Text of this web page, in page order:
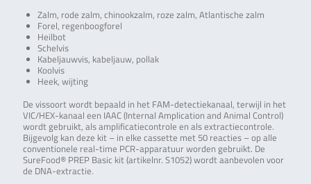
Zalm, rode zalm, chinookzalm, roze zalm, Atlantische zalm
Forel, regenboogforel
Heilbot
Schelvis
Kabeljauwvis, kabeljauw, pollak
Koolvis
Heek, wijting
De vissoort wordt bepaald in het FAM-detectiekanaal, terwijl in het
VIC/HEX-kanaal een IAAC (Internal Amplication and Animal Control)
wordt gebruikt, als amplificatiecontrole en als extractiecontrole.
Bijgevolg kan deze kit – in elke cassette met 50 reacties – op alle
conventionele real-time PCR-apparatuur worden gebruikt. De
SureFood® PREP Basic kit (artikelnr. S1052) wordt aanbevolen voor
de DNA-extractie.